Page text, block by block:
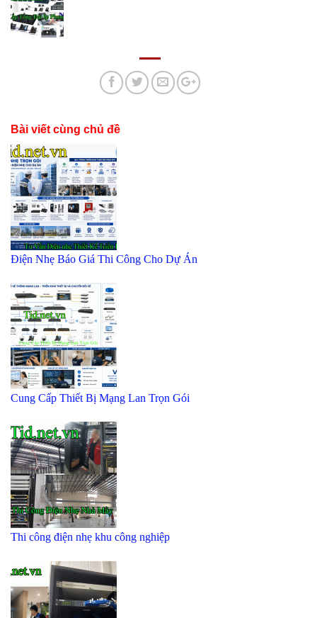
Bài viết cùng chủ đề
Điện Nhẹ Báo Giá Thi Công Cho Dự Án
Cung Cấp Thiết Bị Mạng Lan Trọn Gói
Thi công điện nhẹ khu công nghiệp